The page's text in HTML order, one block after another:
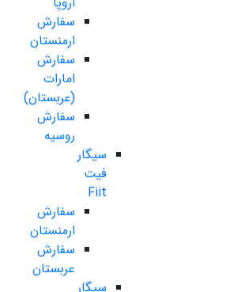
سفارش
ارمنستان
سفارش
امارات
(عربستان)
سفارش
روسیه
سیگار
فیت
Fiit
سفارش
ارمنستان
سفارش
عربستان
سیگار